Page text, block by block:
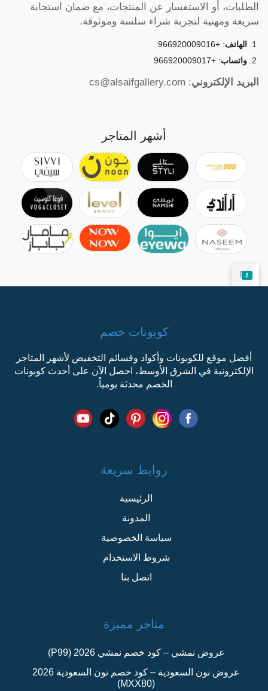
2
الطلبات، أو الاستفسار عن المنتجات، مع ضمان استجابة
سريعة ومهنية لتجربة شراء سلسة وموثوقة.
الهاتف: +966920009016
واتساب: +966920009017
البريد الإلكتروني: cs@alsaifgallery.com
أشهر المتاجر
كوبونات خصم
أفضل موقع للكوبونات وأكواد وقسائم التخفيض لأشهر المتاجر
الإلكترونية في الشرق الأوسط، احصل الآن على أحدث كوبونات
الخصم محدثة يومياً.
روابط سريعة
الرئيسية
المدونة
سياسة الخصوصية
شروط الاستخدام
اتصل بنا
متاجر مميزة
عروض نمشي – كود خصم نمشي 2026 (P99)
عروض نون السعودية – كود خصم نون السعودية 2026
(MXX80)